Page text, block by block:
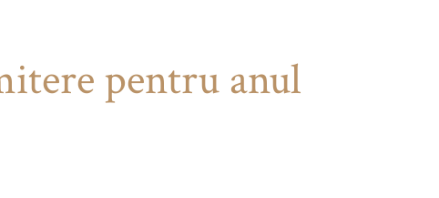
pentru anul